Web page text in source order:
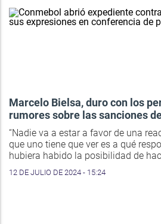
Marcelo Bielsa, duro con los
rumores sobre las sanciones
“Nadie va a estar a favor de una
que uno tiene que ver es a qué
hubiera habido la posibilidad de
12 DE JULIO DE 2024 - 15:24